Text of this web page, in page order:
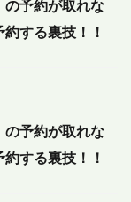
予約が取れな
する裏技！！
の予約が取れな
する裏技！！